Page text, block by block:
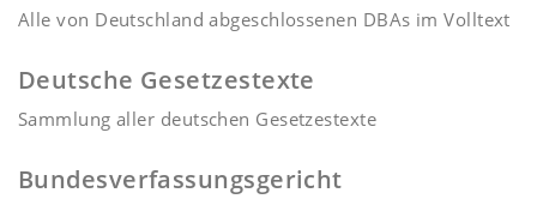
Alle von Deutschland abgeschlossenen DBAs im Volltext
Deutsche Gesetzestexte
Sammlung aller deutschen Gesetzestexte
Bundesverfassungsgericht